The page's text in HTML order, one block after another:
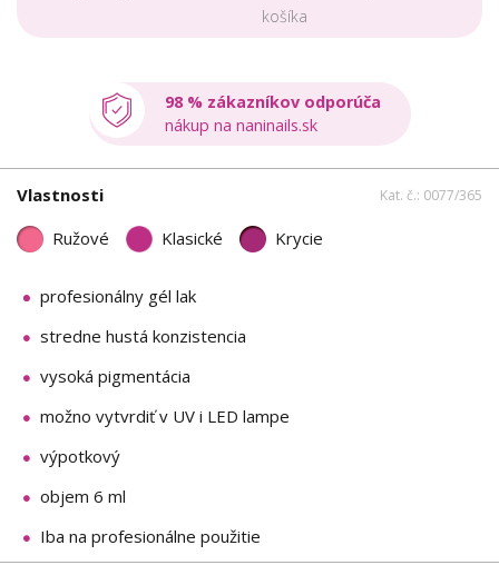
košíka
98 % zákazníkov odporúča
nákup na naninails.sk
Vlastnosti Kat. č.: 0077/365
Ružové Klasické Krycie
profesionálny gél lak
stredne hustá konzistencia
vysoká pigmentácia
možno vytvrdiť v UV i LED lampe
výpotkový
objem 6 ml
Iba na profesionálne použitie